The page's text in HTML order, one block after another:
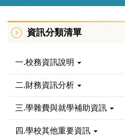
資訊分類清單
一.校務資訊說明
二.財務資訊分析
三.學雜費與就學補助資訊
四.學校其他重要資訊